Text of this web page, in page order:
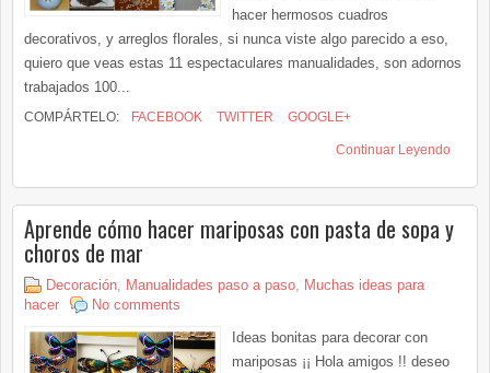
hacer hermosos cuadros
decorativos, y arreglos florales, si nunca viste algo parecido a eso,
quiero que veas estas 11 espectaculares manualidades, son adornos
trabajados 100...
COMPÁRTELO: FACEBOOK TWITTER GOOGLE+
Continuar Leyendo
Aprende cómo hacer mariposas con pasta de sopa y
choros de mar
Decoración Manualidades paso a paso Muchas ideas para
hacer
No comments
Ideas bonitas para decorar con
mariposas ¡¡ Hola amigos !! deseo